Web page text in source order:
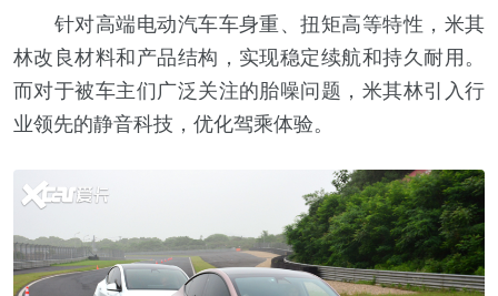
针对高端电动汽车车身重、扭矩高等特性，米其
林改良材料和产品结构，实现稳定续航和持久耐用。
而对于被车主们广泛关注的胎噪问题，米其林引入行
业领先的静音科技，优化驾乘体验。